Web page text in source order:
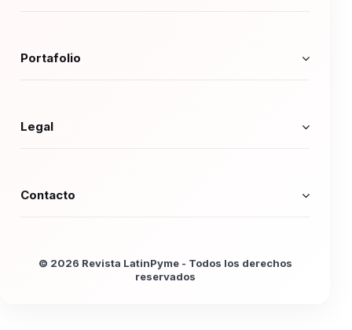
Portafolio
Legal
Contacto
© 2026 Revista LatinPyme - Todos los derechos
reservados